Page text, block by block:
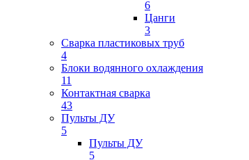
6
Цанги
3
Сварка пластиковых труб
4
Блоки водянного охлаждения
11
Контактная сварка
43
Пульты ДУ
5
Пульты ДУ
5